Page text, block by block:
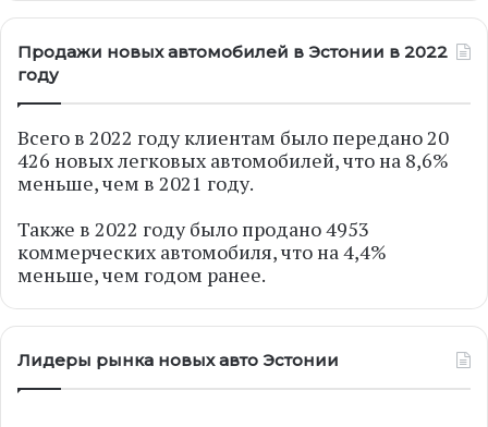
Продажи новых автомобилей в Эстонии в 2022
году
Всего в 2022 году клиентам было передано 20
426 новых легковых автомобилей, что на 8,6%
меньше, чем в 2021 году.
Также в 2022 году было продано 4953
коммерческих автомобиля, что на 4,4%
меньше, чем годом ранее.
Лидеры рынка новых авто Эстонии